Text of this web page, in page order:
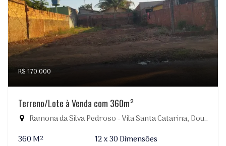
R$ 170.000
Terreno/Lote à Venda com 360m²
Ramona da Silva Pedroso - Vila Santa Catarina, Dourados-MS
360 M²
12 x 30 Dimensões